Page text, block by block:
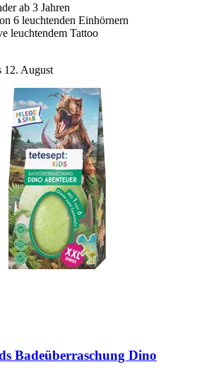
ab 3 Jahren
6 leuchtenden Einhörnern
leuchtendem Tattoo
12. August
Badeüberraschung Dino